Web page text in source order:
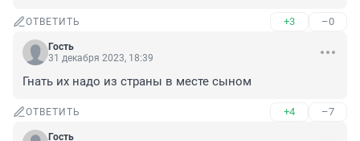
ОТВЕТИТЬ +3 –0
Гость
31 декабря 2023, 18:39
Гнать их надо из страны в месте сыном
ОТВЕТИТЬ +4 –7
Гость